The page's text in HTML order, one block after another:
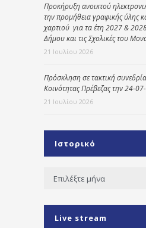
Προκήρυξη ανοικτού
την προμήθεια γραφικής ύλης
χαρτιού για τα έτη 2027 &
Δήμου και τις Σχολικές του
21 Ιουλίου 2026
Πρόσκληση σε τακτική
Κοινότητας Πρέβεζας την 24-
21 Ιουλίου 2026
Ιστορικό
Ιστορικό
Live stream